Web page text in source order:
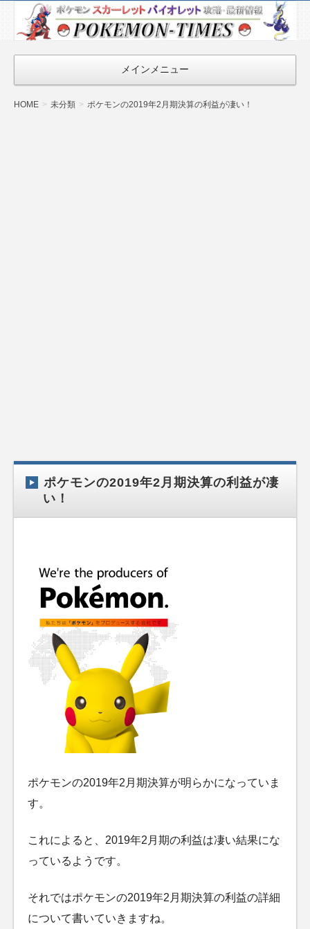
ポケモン最新
情報まとめ
『POKEMON-
TIMES』
メインメニュー
HOME 未分類 ポケモンの2019年2月期決算の利益が凄い！
ポケモンの2019年2月期決算の利益が凄
い！
ポケモンの2019年2月期決算が明らかになっていま
す。
これによると、2019年2月期の利益は凄い結果にな
っているようです。
それではポケモンの2019年2月期決算の利益の詳細
について書いていきますね。